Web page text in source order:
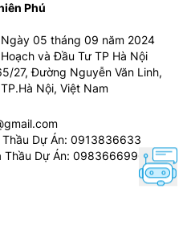
Phú
05 tháng 09 năm 2024
và Đầu Tư TP Hà Nội
27, Đường Nguyễn Văn Linh,
Nội, Việt Nam
Dự Án: 0913836633
Thầu Dự Án: 0983666996